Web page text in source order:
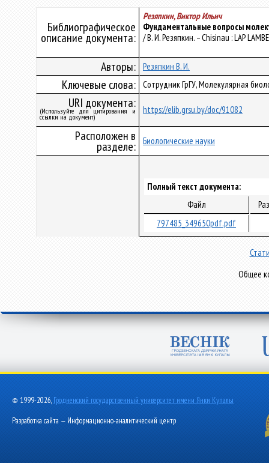
Библиографическое
описание документа:
Резяпкин, Виктор Ильич
Фундаментальные вопросы
/ В. И. Резяпкин. – Chisinau : LAP
Авторы: Резяпкин В. И.
Ключевые слова: Сотрудник ГрГУ, Молекулярная
URI документа:
(Используйте для цитирования и
ссылки на документ)
https://elib.grsu.by/doc/91082
Расположен в
разделе: Биологические науки
Полный текст документа:
Файл
797485_349650pdf.pdf
Общее
© 1999-2026, Гродненский государственный университет имени Янки Купалы
Разработка сайта — Информационно-аналитический центр